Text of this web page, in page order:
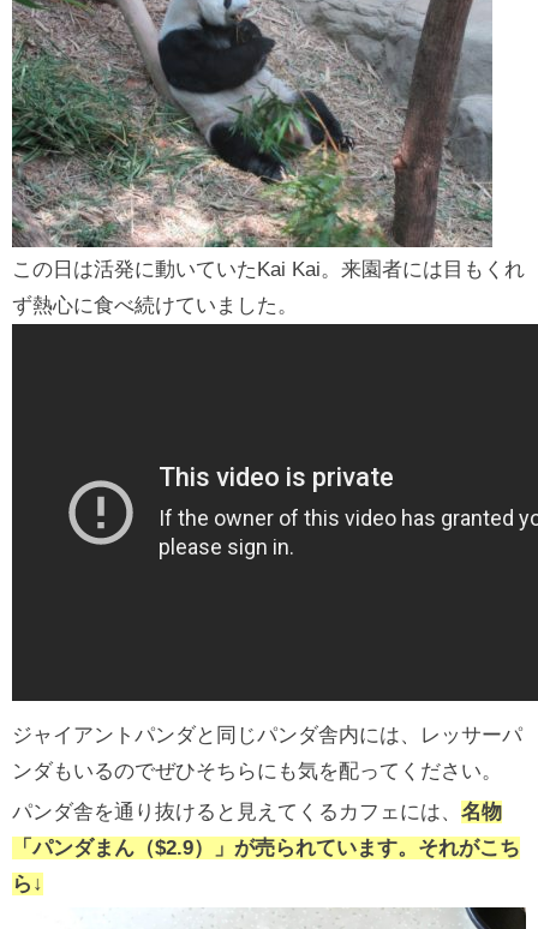
この日は活発に動いていたKai Kai。来園者には目もくれ
ず熱心に食べ続けていました。
ジャイアントパンダと同じパンダ舎内には、レッサーパ
ンダもいるのでぜひそちらにも気を配ってください。
パンダ舎を通り抜けると見えてくるカフェには、 名物
「パンダまん（$2.9）」が売られています。それがこち
ら↓